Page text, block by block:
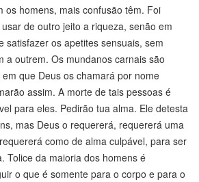
os homens, mais confusão têm. Foi
de outro jeito a riqueza, senão em
satisfazer os apetites sensuais, sem
a outrem. Os mundanos carnais são
que Deus os chamará por nome
assim. A morte de tais pessoas é
para eles. Pedirão tua alma. Ele detesta
mas Deus o requererá, requererá uma
como de alma culpável, para ser
Tolice da maioria dos homens é
o que é somente para o corpo e para o